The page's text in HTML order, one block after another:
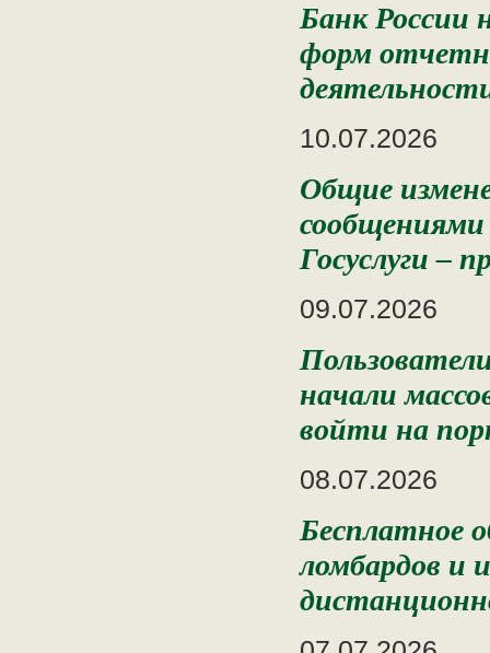
Банк России
форм
10.07.2026
Общие
Госуслуги –
09.07.2026
начали
войти на
08.07.2026
Бесплатное
ломбардов и